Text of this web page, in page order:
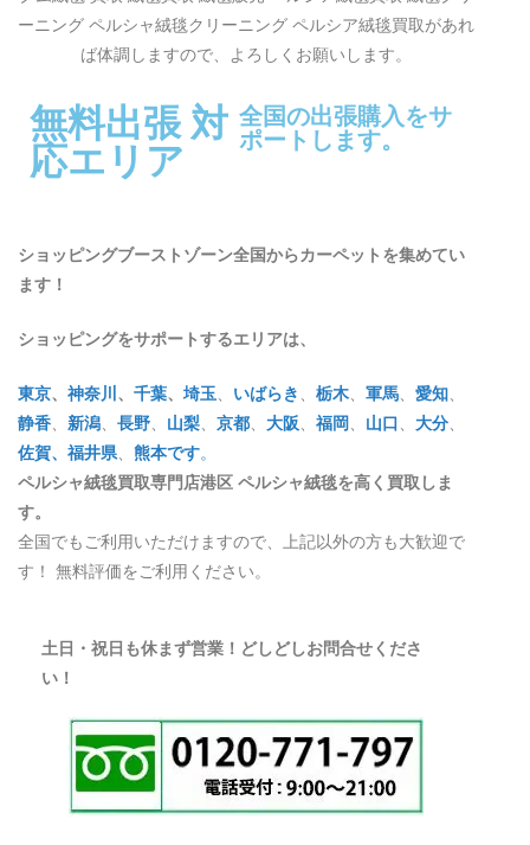
ーニング ペルシャ絨毯クリーニング ペルシア絨毯買取があれ
ば体調しますので、よろしくお願いします。
無料出張 対
応エリア
全国の出張購入をサ
ポートします。
ショッピングブーストゾーン全国からカーペットを集めてい
ます！
ショッピングをサポートするエリアは、
東京、 神奈川、 千葉、 埼玉 いばらき 栃木 軍馬 愛知
静香
新潟 長野 山梨 京都 大阪 福岡 山口 大分
佐賀、福井県 熊本です。
ペルシャ絨毯買取専門店港区 ペルシャ絨毯を高く買取しま
す。
全国でもご利用いただけますので、上記以外の方も大歓迎で
す！ 無料評価をご利用ください。
土日・祝日も休まず営業！どしどしお問合せくださ
い！